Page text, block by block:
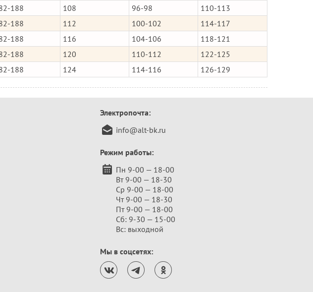
188 108 96-98
110-113
188 112 100-102
114-117
188 116 104-106
118-121
188 120 110-112
122-125
188 124 114-116 126-129
Электропочта:
info@alt-bk.ru
Режим работы:
Пн 9-00 — 18-00
Вт 9-00 — 18-30
Ср 9-00 — 18-00
Чт 9-00 — 18-30
Пт 9-00 — 18-00
Сб: 9-30 — 15-00
Вс: выходной
Мы в соцсетях: